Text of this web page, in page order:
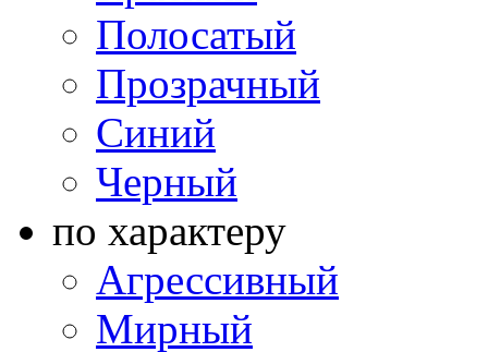
Полосатый
Прозрачный
Синий
Черный
по характеру
Агрессивный
Мирный